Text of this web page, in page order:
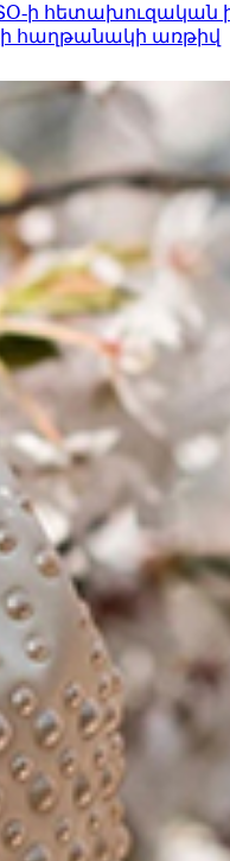
ի հետախուզական
ի հաղթանակի առթիվ